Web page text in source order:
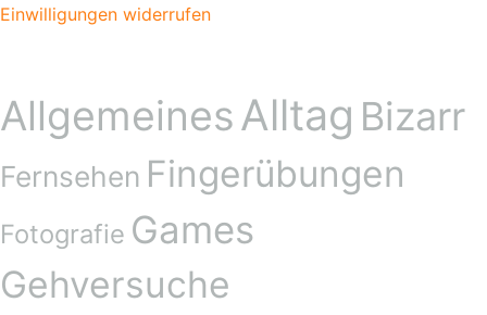
Einwilligungen widerrufen
AllgemeinesAlltag Bizarr
Fernsehen Fingerübungen
Fotografie Games
Gehversuche